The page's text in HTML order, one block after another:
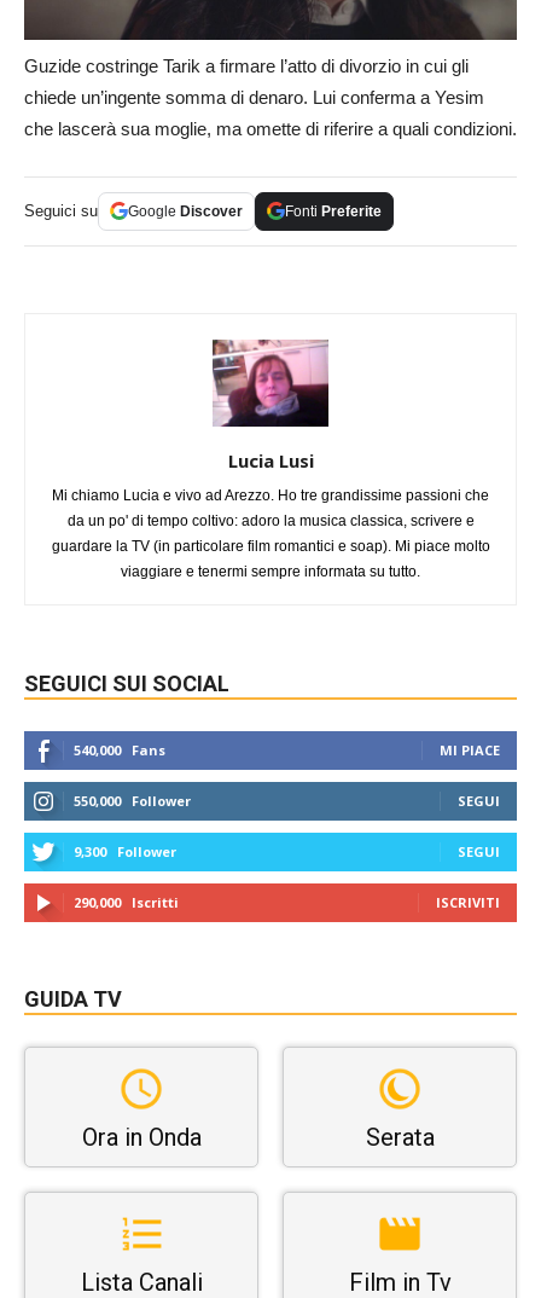
Guzide costringe Tarik a firmare l’atto di divorzio in cui gli
chiede un’ingente somma di denaro. Lui conferma a Yesim
che lascerà sua moglie, ma omette di riferire a quali condizioni.
Seguici su Google Discover Fonti Preferite
Lucia Lusi
Mi chiamo Lucia e vivo ad Arezzo. Ho tre grandissime passioni che
da un po' di tempo coltivo: adoro la musica classica, scrivere e
guardare la TV (in particolare film romantici e soap). Mi piace molto
viaggiare e tenermi sempre informata su tutto.
SEGUICI SUI SOCIAL
540,000 Fans MI PIACE
550,000 Follower SEGUI
9,300 Follower SEGUI
290,000 Iscritti ISCRIVITI
GUIDA TV
Ora in Onda Serata
Lista Canali Film in Tv